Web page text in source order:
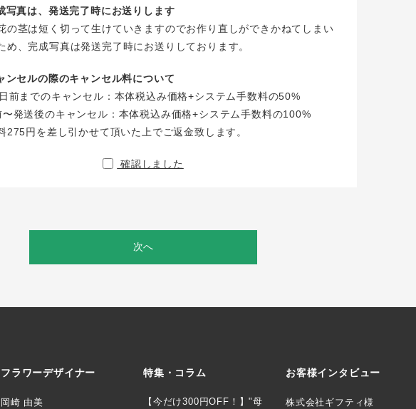
写真は、発送完了時にお送りします
の茎は短く切って生けていきますのでお作り直しができかねてしまい
め、完成写真は発送完了時にお送りしております。
ンセルの際のキャンセル料について
前までのキャンセル：本体税込み価格+システム手数料の50%
発送後のキャンセル：本体税込み価格+システム手数料の100%
275円を差し引かせて頂いた上でご返金致します。
確認しました
次へ
フラワーデザイナー
岡崎 由美
特集・コラム
【今だけ300円OFF！】"母
お客様インタビュー
株式会社ギフティ様